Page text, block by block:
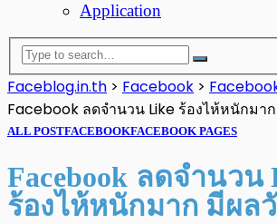
Application
Faceblog.in.th > Facebook >
Facebook ลดจำนวน Like ร้องไห้หนักมา
ALL POSTFACEBOOKFACEBOOK PAGES
Facebook ลดจำนวน
ร้องไห้หนักมาก มีผล